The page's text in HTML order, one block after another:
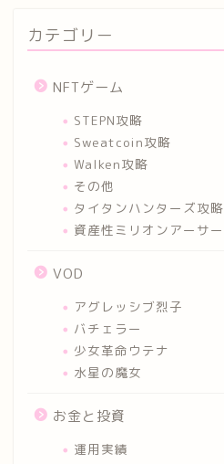
カテゴリー
NFTゲーム
STEPN攻略
Sweatcoin攻略
Walken攻略
その他
タイタンハンターズ攻略
資産性ミリオンアーサー
VOD
アグレッシブ烈子
バチェラー
少女革命ウテナ
水星の魔女
お金と投資
運用実績